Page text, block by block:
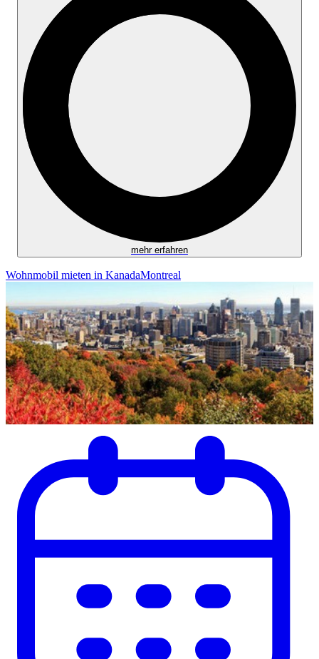
mehr erfahren
Wohnmobil mieten in KanadaMontreal